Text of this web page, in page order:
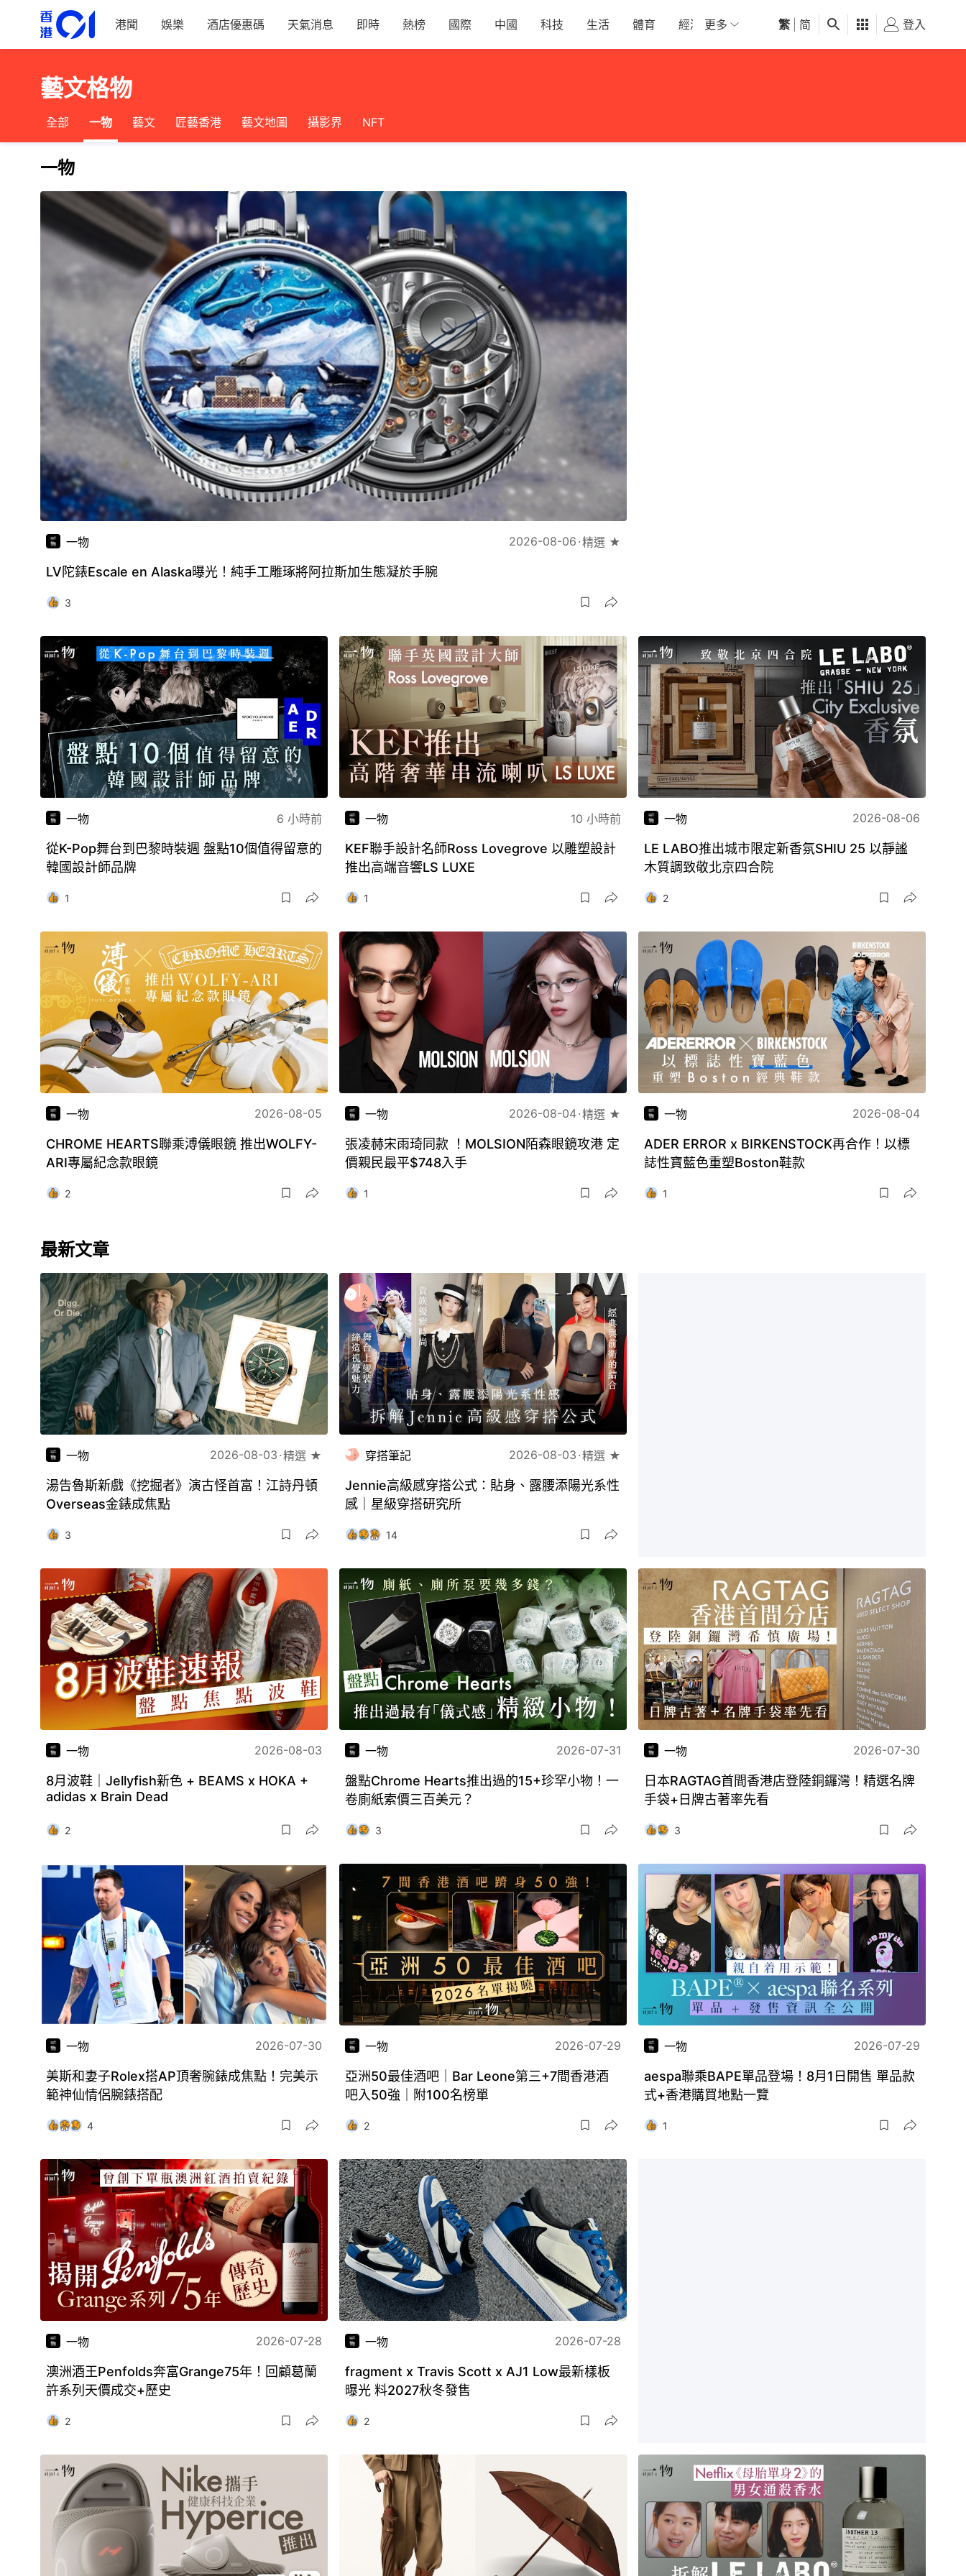
港聞 娛樂 酒店優惠碼 天氣消息 即時 熱榜 國際 中國 科技 生活 體育 經濟 01深圳 觀點 健康 好食玩飛
更多 繁 简 登入
藝文格物
全部 一物 藝文 匠藝香港 藝文地圖 攝影界 NFT
一物
一物 2026-08-06 精選 ★
LV陀錶Escale en Alaska曝光！純手工雕琢將阿拉斯加生態凝於手腕
3
一物 6 小時前
從K-Pop舞台到巴黎時裝週 盤點10個值得留意的
韓國設計師品牌
1
一物 10 小時前
KEF聯手設計名師Ross Lovegrove 以雕塑設計
推出高端音響LS LUXE
1
一物 2026-08-06
LE LABO推出城市限定新香氛SHIU 25 以靜謐
木質調致敬北京四合院
2
一物 2026-08-05
CHROME HEARTS聯乘溥儀眼鏡 推出WOLFY-
ARI專屬紀念款眼鏡
2
一物 2026-08-04 精選 ★
張凌赫宋雨琦同款 ！MOLSION陌森眼鏡攻港 定
價親民最平$748入手
1
一物 2026-08-04
ADER ERROR x BIRKENSTOCK再合作！以標
誌性寶藍色重塑Boston鞋款
1
最新文章
一物 2026-08-03 精選 ★
湯告魯斯新戲《挖掘者》演古怪首富！江詩丹頓
Overseas金錶成焦點
3
穿搭筆記 2026-08-03 精選 ★
Jennie高級感穿搭公式：貼身、露腰添陽光系性
感｜星級穿搭研究所
14
一物 2026-08-03
8月波鞋｜Jellyfish新色 + BEAMS x HOKA +
adidas x Brain Dead
2
一物 2026-07-31
盤點Chrome Hearts推出過的15+珍罕小物！一
卷廁紙索價三百美元？
3
一物 2026-07-30
日本RAGTAG首間香港店登陸銅鑼灣！精選名牌
手袋+日牌古著率先看
3
一物 2026-07-30
美斯和妻子Rolex搭AP頂奢腕錶成焦點！完美示
範神仙情侶腕錶搭配
4
一物 2026-07-29
亞洲50最佳酒吧｜Bar Leone第三+7間香港酒
吧入50強｜附100名榜單
2
一物 2026-07-29
aespa聯乘BAPE單品登場！8月1日開售 單品款
式+香港購買地點一覽
1
一物 2026-07-28
澳洲酒王Penfolds奔富Grange75年！回顧葛蘭
許系列天價成交+歷史
2
一物 2026-07-28
fragment x Travis Scott x AJ1 Low最新樣板
曝光 料2027秋冬發售
2